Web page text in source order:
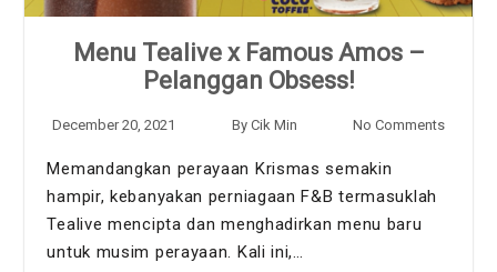
Menu Tealive x Famous Amos –
Pelanggan Obsess!
December 20, 2021 By Cik Min No Comments
Memandangkan perayaan Krismas semakin
hampir, kebanyakan perniagaan F&B termasuklah
Tealive mencipta dan menghadirkan menu baru
untuk musim perayaan. Kali ini,…